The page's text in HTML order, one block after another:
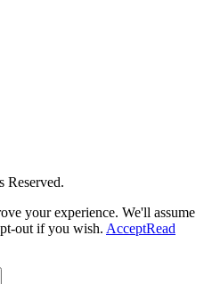
your experience. We'll assume
out if you wish. AcceptRead